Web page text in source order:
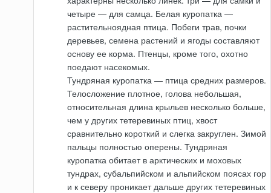
четыре — для самца. Белая куропатка —
растительноядная птица. Побеги трав, почки
деревьев, семена растений и ягоды составляют
основу ее корма. Птенцы, кроме того, охотно
поедают насекомых.
Тундряная куропатка — птица средних размеров.
Телосложение плотное, голова небольшая,
относительная длина крыльев несколько больше,
чем у других тетеревиных птиц, хвост
сравнительно короткий и слегка закруглен. Зимой
пальцы полностью оперены. Тундряная
куропатка обитает в арктических и моховых
тундрах, субальпийском и альпийском поясах гор
и к северу проникает дальше других тетеревиных